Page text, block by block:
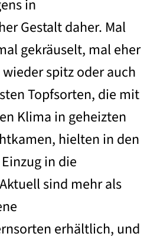
in
Gestalt daher. Mal
gekräuselt, mal eher
spitz oder auch
Topfsorten, die mit
Klima in geheizten
hielten in den
in die
sind mehr als
erhältlich, und